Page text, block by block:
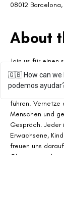
08012
About
Join us für einen
entdecke
der Chiropraktik!
führen. Vernetze
Menschen und
Gespräch.
Erwachsene,
freuen uns
Chiropractic
🇬🇧 How can we
podemos